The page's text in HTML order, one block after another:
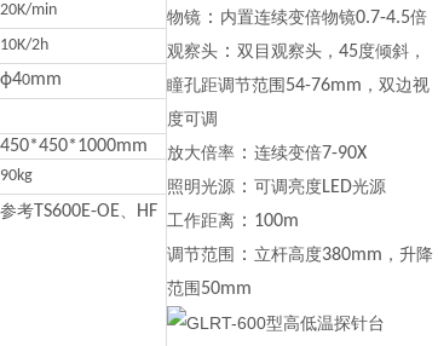
20K/min
10K/2h
ф40mm
450*450*1000mm
90kg
参考 TS600E-OE、 HF
物镜 ： 内置连续变倍物镜0.7-4.5倍
观察头 ：双目观察头，45度倾斜，
瞳孔距调节范围 54-76mm ，双边视
度可调
放大倍率 ：连续变倍7-90X
照明光源 ：可调亮度LED光源
工作距离 ： 100m
调节范围 ： 立杆高度380mm ，升降
范围 50mm